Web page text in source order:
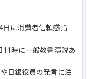
日に消費者信頼感指
11時に一般教書演説あ
日銀役員の発言に注